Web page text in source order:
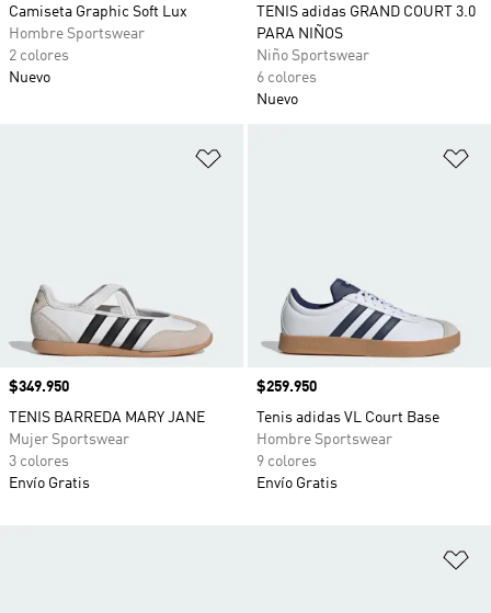
Camiseta Graphic Soft Lux
Hombre Sportswear
2 colores
Nuevo
TENIS adidas GRAND COURT 3.0
PARA NIÑOS
Niño Sportswear
6 colores
Nuevo
Precio
$349.950
TENIS BARREDA MARY JANE
Mujer Sportswear
3 colores
Envío Gratis
Precio
$259.950
Tenis adidas VL Court Base
Hombre Sportswear
9 colores
Envío Gratis